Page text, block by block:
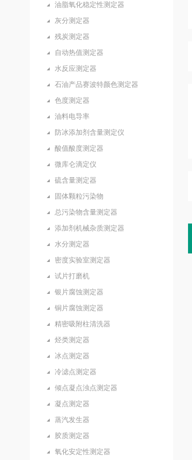
油脂氧化稳定性测定器
灰分测定器
残炭测定器
自动热值测定器
水反应测定器
石油产品赛波特颜色测定器
色度测定器
油料电导率
防冰添加剂含量测定仪
酸值酸度测定器
微库仑滴定仪
硫含量测定器
固体颗粒污染物
总污染物含量测定器
添加剂机械杂质测定器
水分测定器
密度实验室测定器
试片打磨机
银片腐蚀测定器
铜片腐蚀测定器
精密吸附柱清洗器
烃类测定器
冰点测定器
冷滤点测定器
倾点凝点浊点测定器
凝点测定器
蒸汽发生器
胶质测定器
氧化安定性测定器